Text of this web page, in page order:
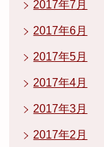
2017年7月
2017年6月
2017年5月
2017年4月
2017年3月
2017年2月